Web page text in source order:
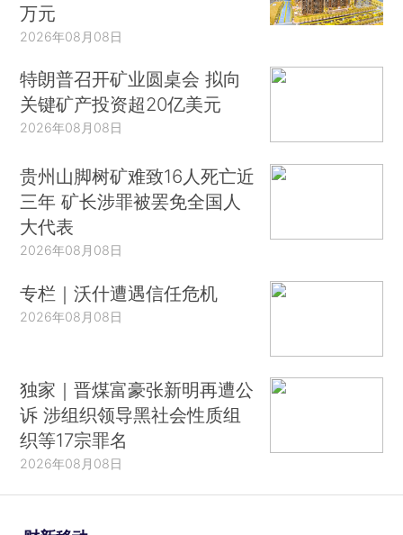
万元
2026年08月08日
特朗普召开矿业圆桌会 拟向
关键矿产投资超20亿美元
2026年08月08日
贵州山脚树矿难致16人死亡近
三年 矿长涉罪被罢免全国人
大代表
2026年08月08日
专栏｜沃什遭遇信任危机
2026年08月08日
独家｜晋煤富豪张新明再遭公
诉 涉组织领导黑社会性质组
织等17宗罪名
2026年08月08日